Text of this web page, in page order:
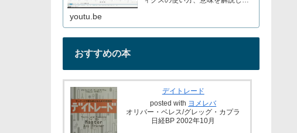
youtu.be
おすすめの本
デイトレード
posted with ヨメレバ
オリバー・ベレス/グレッグ・カプラ
日経BP 2002年10月